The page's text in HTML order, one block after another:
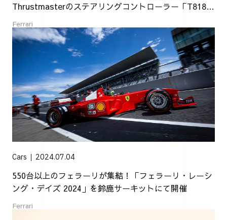
Thrustmasterのステアリングコントローラー「T818
Ferrari
Cars 2024.07.04
550台以上のフェラーリが集結！「フェラーリ・レーシ
ング・デイズ 2024」を鈴鹿サーキットにて開催
Ferrari